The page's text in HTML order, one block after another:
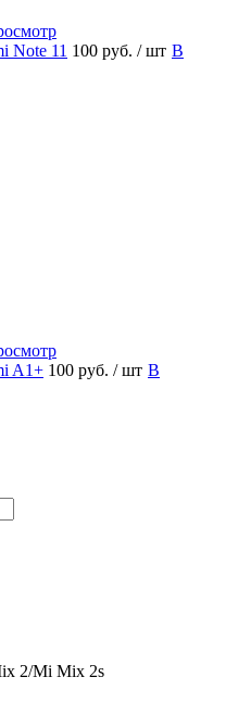
Note 11 100 руб. / шт В
A1+ 100 руб. / шт В
2/Mi Mix 2s